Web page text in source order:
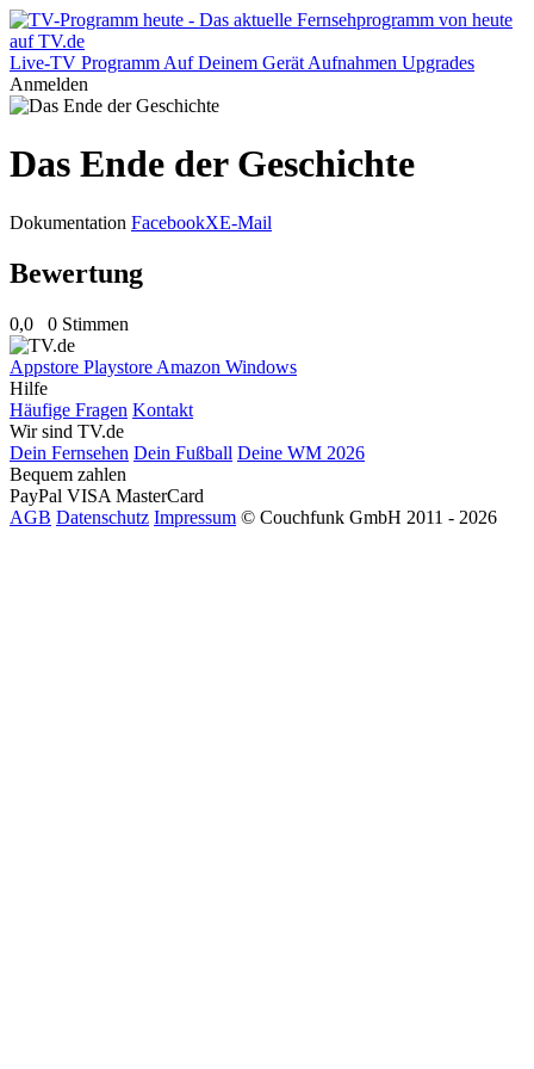
Live-TV Programm Auf Deinem Gerät Aufnahmen Upgrades
Anmelden
Das Ende der Geschichte
Dokumentation FacebookXE-Mail
Bewertung
0,0 0 Stimmen
Appstore Playstore Amazon Windows
Hilfe
Häufige Fragen Kontakt
Wir sind TV.de
Dein Fernsehen Dein Fußball Deine WM 2026
Bequem zahlen
PayPal VISA MasterCard
AGB Datenschutz Impressum © Couchfunk GmbH 2011 - 2026